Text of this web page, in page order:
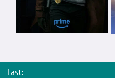
Last: